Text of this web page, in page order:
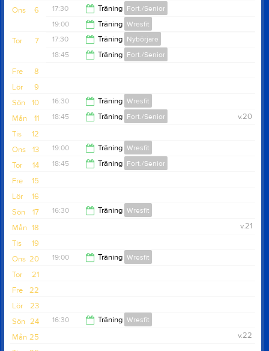
19:45
6
Ons 17:30 Träning Fort./Senior
18:45
19:00 Träning Wresfit
20:00
7
Tor 17:30 Träning Nybörjare
18:45 Träning Fort./Senior
8
Fre
9
Lör
10
Sön 16:30 Träning Wresfit
11
Mån v.20
18:45 Träning Fort./Senior
19:45
12
Tis
13
Ons 19:00 Träning Wresfit
14
Tor 18:45 Träning Fort./Senior
15
Fre
16
Lör
17
Sön 16:30 Träning Wresfit
18
Mån
v.21
19
Tis
20
Ons 19:00 Träning Wresfit
21
Tor
22
Fre
23
Lör
24
Sön 16:30 Träning Wresfit
25
Mån
v.22